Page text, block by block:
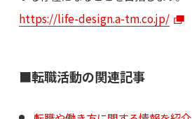
https://life-design.a-tm.co.jp/
■転職活動の関連記事